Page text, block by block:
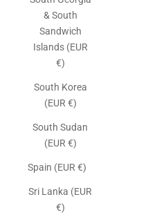
& South
Sandwich
Islands (EUR
€)
South Korea
(EUR €)
South Sudan
(EUR €)
Spain (EUR €)
Sri Lanka (EUR
€)